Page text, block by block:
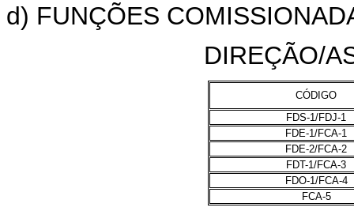
d) FUNÇÕES
DIREÇÃO/
CÓDIGO
FDS-1/FDJ-1
FDE-1/FCA-1
FDE-2/FCA-2
FDT-1/FCA-3
FDO-1/FCA-4
FCA-5